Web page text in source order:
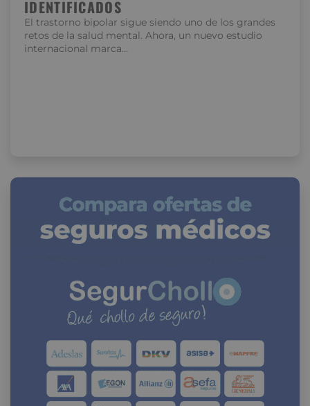
IDENTIFICADOS
El trastorno bipolar sigue siendo uno de los grandes
retos de la salud mental. Ahora, un nuevo estudio
internacional marca…